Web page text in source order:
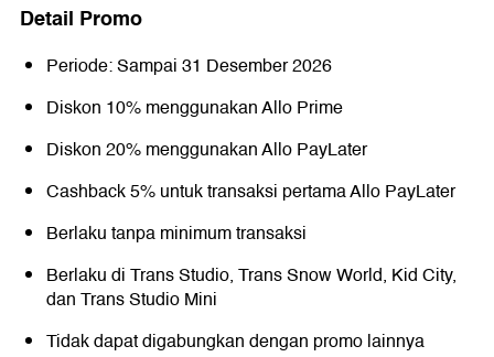
Detail Promo
Periode: Sampai 31 Desember 2026
Diskon 10% menggunakan Allo Prime
Diskon 20% menggunakan Allo PayLater
Cashback 5% untuk transaksi pertama Allo PayLater
Berlaku tanpa minimum transaksi
Berlaku di Trans Studio, Trans Snow World, Kid City,
dan Trans Studio Mini
Tidak dapat digabungkan dengan promo lainnya